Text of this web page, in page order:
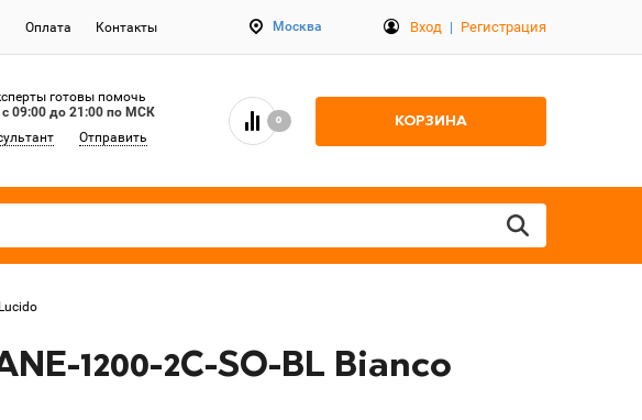
Оплата Контакты Москва Вход | Регистрация
готовы помочь
c 09:00 до 21:00 по МСК
Отправить
0 КОРЗИНА
1200-2C-SO-BL Bianco